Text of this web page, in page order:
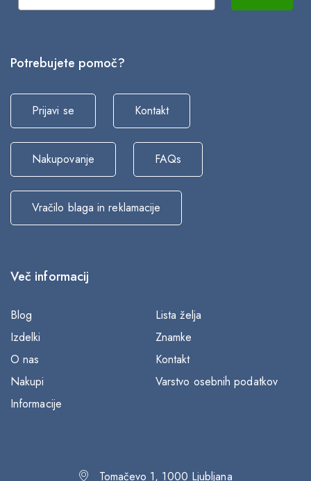
Potrebujete pomoč?
Prijavi se Kontakt
Nakupovanje FAQs
Vračilo blaga in reklamacije
Več informacij
Blog
Lista želja
Izdelki
Znamke
O nas
Kontakt
Nakupi
Varstvo osebnih podatkov
Informacije
Tomačevo 1, 1000 Ljubljana